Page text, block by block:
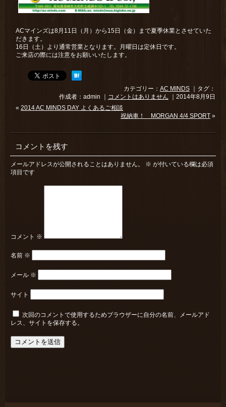
ACマインズは8月11日（月）から15日（金）まで夏季休業とさせていた
だきます。
16日（土）より通常営業となります。月曜日は定休日です。
ご来店の際には注意をお願いいたします。
カテゴリー： AC MINDS｜タグ：
作成者：admin ｜ コメントはありません ｜2014年8月9日
«2014 AC MINDS DAY よくあるご相談
祝納車！ MORGAN 4/4 SPORT»
コメントを残す
メールアドレスが公開されることはありません。 ※ が付いている欄は必須
項目です
コメント ※
名前 ※
メール ※
サイト
次回のコメントで使用するためブラウザーに自分の名前、メールアド
レス、サイトを保存する。